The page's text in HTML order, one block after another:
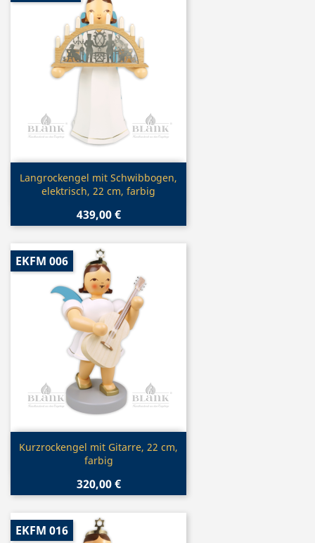
Vorschau
Langrockengel mit Schwibbogen,
elektrisch, 22 cm, farbig
439,00 €
Vorschau
Kurzrockengel mit Gitarre, 22 cm,
farbig
320,00 €
EKFM 006
EKFM 016